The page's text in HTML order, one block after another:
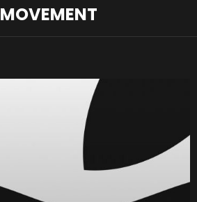
MOVEMENT